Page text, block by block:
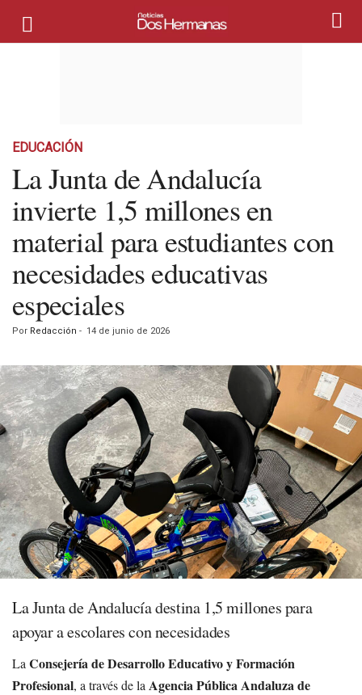
EDUCACIÓN
La Junta de Andalucía
invierte 1,5 millones en
material para estudiantes con
necesidades educativas
especiales
Por Redacción - 14 de junio de 2026
La Junta de Andalucía destina 1,5 millones para
apoyar a escolares con necesidades
La Consejería de Desarrollo Educativo y Formación
Profesional, a través de la Agencia Pública Andaluza de